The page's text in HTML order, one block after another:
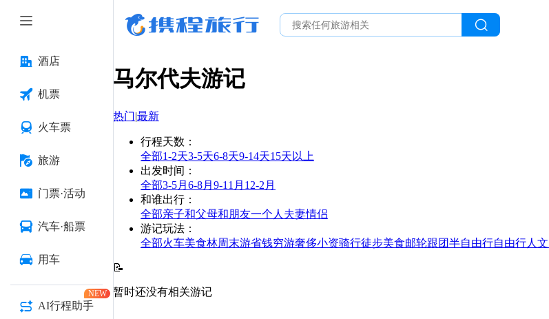
酒店
机票
火车票
旅游
门票·活动
汽车·船票
用车
AI行程助手
NEW
马尔代夫游记
热门|最新
行程天数 ：
全部1-2天3-5天6-8天9-14天15天以上
出发时间 ：
全部3-5月 6-8月 9-11月 12-2月
和谁出行 ：
全部亲子和父母和朋友一个人 夫妻情侣
游记玩法 ：
全部火车美食林周末游省钱穷游奢侈小资骑行徒步美食邮轮跟团半自由行自由行人文
📝
暂时还没有相关游记